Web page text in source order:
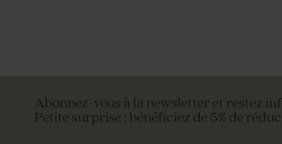
Abonnez-vous à la newsletter et restez
Petite surprise : bénéficiez de 5% de